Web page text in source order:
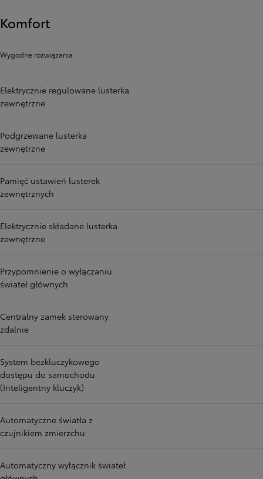
Komfort
Wygodne rozwiązania
Elektrycznie regulowane lusterka
zewnętrzne
Podgrzewane lusterka
zewnętrzne
Pamięć ustawień lusterek
zewnętrznych
Elektrycznie składane lusterka
zewnętrzne
Przypomnienie o wyłączaniu
świateł głównych
Centralny zamek sterowany
zdalnie
System bezkluczykowego
dostępu do samochodu
(Inteligentny kluczyk)
Automatyczne światła z
czujnikiem zmierzchu
Automatyczny wyłącznik świateł